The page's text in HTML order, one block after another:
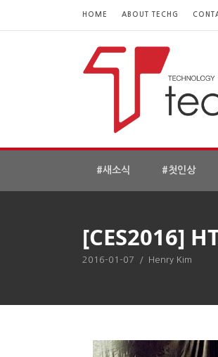
HOME ABOUT TECHG
#새소식 #첫인상
[CES2016]
2016-01-07 / Henry Kim